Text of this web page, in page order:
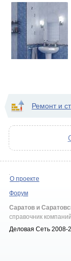
Ремонт и
О проекте
Форум
Саратов и
справочник
Деловая Сеть 2008-